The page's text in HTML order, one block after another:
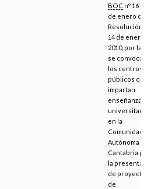
BOCnº 16 de 26
de enero de
Resolución de
14 de enero de
2010, por la que
se convoca a
los centros
públicos que
impartan
enseñanzas no
universitarias
en la
Comunidad
Autónoma de
Cantabria para
la presentación
de proyectos
de